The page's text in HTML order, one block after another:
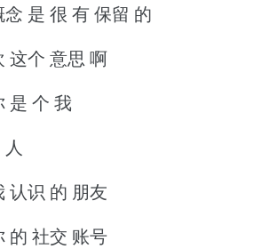
是 很 有 保留 的
这个 意思 啊
是 个 我
认识 的 朋友
的 社交 账号